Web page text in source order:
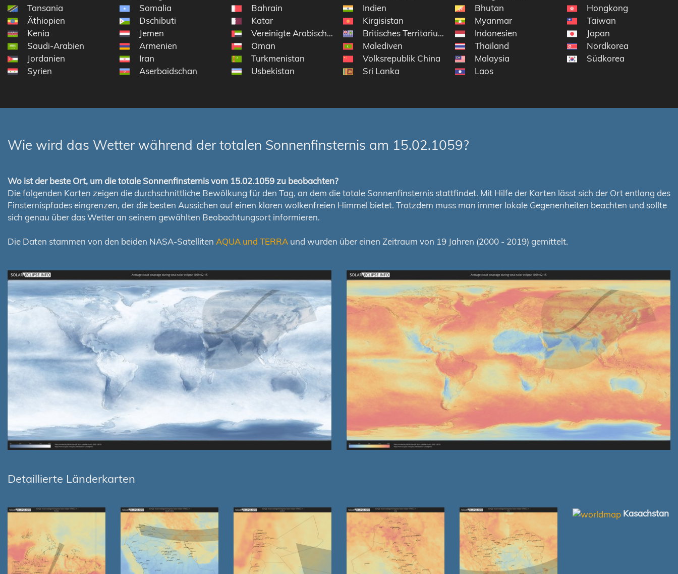
Tansania
Äthiopien
Kenia
Saudi-Arabien
Jordanien
Syrien
Somalia
Dschibuti
Jemen
Armenien
Iran
Aserbaidschan
Bahrain
Katar
Vereinigte Arabische Emirate
Oman
Turkmenistan
Usbekistan
Indien
Kirgisistan
Britisches Territorium im Indischen Ozean
Malediven
Volksrepublik China
Sri Lanka
Bhutan
Myanmar
Indonesien
Thailand
Malaysia
Laos
Hongkong
Taiwan
Japan
Nordkorea
Südkorea
Wie wird das Wetter während der totalen Sonnenfinsternis am 15.02.1059?
Wo ist der beste Ort, um die totale Sonnenfinsternis vom 15.02.1059 zu beobachten?
Die folgenden Karten zeigen die durchschnittliche Bewölkung für den Tag, an dem die totale Sonnenfinsternis stattfindet. Mit Hilfe der Karten lässt sich der Ort entlang des
Finsternispfades eingrenzen, der die besten Aussichen auf einen klaren wolkenfreien Himmel bietet. Trotzdem muss man immer lokale Gegenenheiten beachten und sollte
sich genau über das Wetter an seinem gewählten Beobachtungsort informieren.
Die Daten stammen von den beiden NASA-Satelliten AQUA und TERRA und wurden über einen Zeitraum von 19 Jahren (2000 - 2019) gemittelt.
Detaillierte Länderkarten
Kasachstan